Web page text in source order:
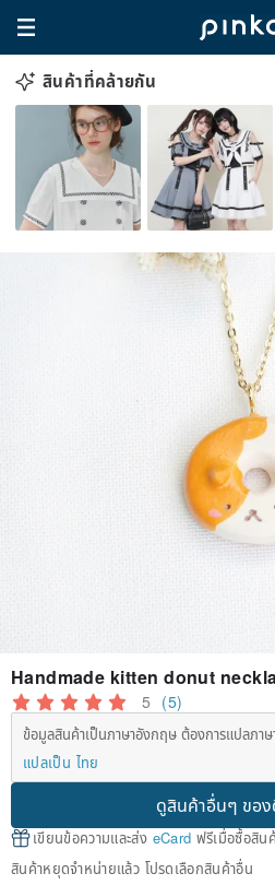
สินค้าที่คล้ายกัน
Handmade kitten donut
5 (5)
ข้อมูลสินค้าเป็นภาษาอังกฤษ ต้องการแปลภา
แปลเป็น ไทย
ดูสินค้าอื่นๆ ของ
เขียนข้อความและส่ง eCard ฟรีเมื่อซื้อสิน
สินค้าหยุดจำหน่ายแล้ว โปรดเลือกสินค้าอื่น